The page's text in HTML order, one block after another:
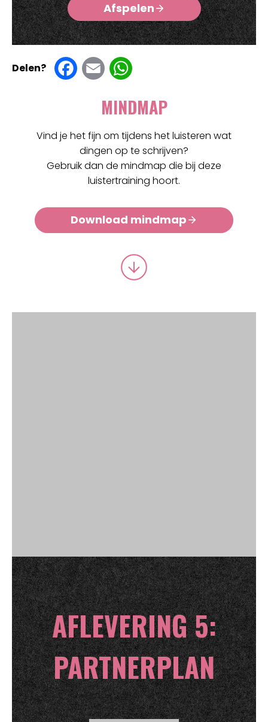
Afspelen
Delen?
F
e
b
o
o
k
E
ai
l
at
s
A
p
p
MINDMAP
Vind je het fijn om tijdens het luisteren wat
dingen op te schrijven?
Gebruik dan de mindmap die bij deze
luistertraining hoort.
Download mindmap
AFLEVERING 5:
PARTNERPLAN